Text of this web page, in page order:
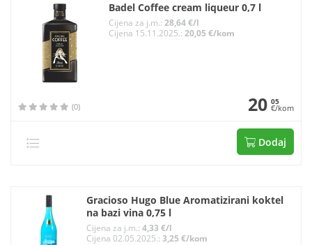
Badel Coffee cream liqueur 0,7 l
Cijena za j.m.: 28,64 €/l
Cijena 15.11.2025.: 20,05 €/kom
(0) 20 05
€/kom
Dodaj
Gracioso Hugo Blue Aromatizirani koktel
na bazi vina 0,75 l
Cijena za j.m.: 4,33 €/l
Cijena 02.05.2025.: 3,25 €/kom